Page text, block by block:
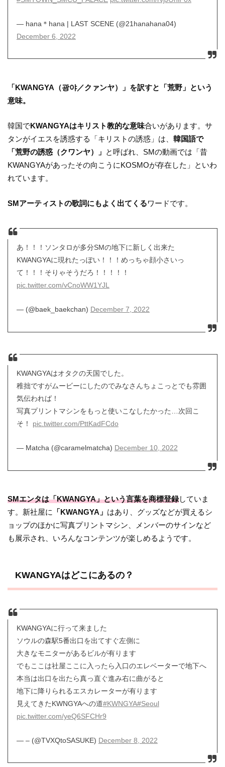
— hana＊hana | LAST SCENE (@21hanahana04)
December 6, 2022
「KWANGYA（광야／クァンヤ）」を訳すと「荒野」という
意味。
韓国でKWANGYAはキリスト教的な意味合いがあります。サ
タンがイエスを誘惑する「キリストの誘惑」は、韓国語で
「荒野の誘惑（クワンヤ）」 と呼ばれ、SMの動画では「昔
KWANGYAがあったその向こうにKOSMOが存在した」といわ
れています。
SMアーティストの歌詞にもよく出てくるワードです。
あ！！！ソンタロが多分SMの地下に新しく出来た
KWANGYAに現れたっぽい！！！めっちゃ顔小さいっ
て！！！そりゃそうだろ！！！！！
pic.twitter.com/vCnoWW1YJL
— (@baek_baekchan) December 7, 2022
KWANGYAはオタクの天国でした。
稚拙ですがムービーにしたのでみなさんちょこっとでも雰囲
気伝われば！
写真プリントマシンをもっと使いこなしたかった…次回こ
そ！ pic.twitter.com/PttKadFCdo
— Matcha (@caramelmatcha) December 10, 2022
SMエンタは「KWANGYA」という言葉を商標登録していま
す。新社屋に
「KWANGYA」 はあり、グッズなどが買えるシ
ョップのほかに写真プリントマシン、メンバーのサインなど
も展示され、いろんなコンテンツが楽しめるようです。
KWANGYAはどこにあるの？
KWANGYAに行って来ました
ソウルの森駅5番出口を出てすぐ左側に
大きなモニターがあるビルが有ります
でもここは社屋ここに入ったら入口のエレベーターで地下へ
本当は出口を出たら真っ直ぐ進み右に曲がると
地下に降りられるエスカレーターが有ります
見えてきたKWNGYAへの道#KWNGYA#Seoul
pic.twitter.com/yeQ6SFCHr9
— – (@TVXQtoSASUKE) December 8, 2022